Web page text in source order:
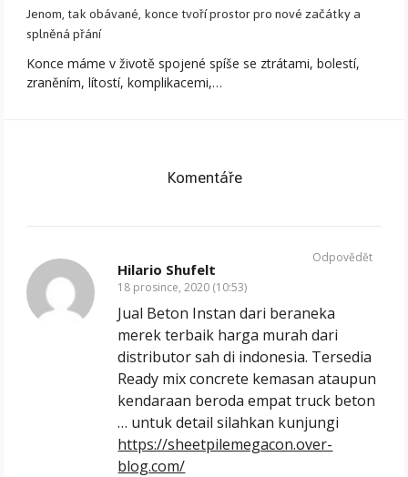
Jenom, tak obávané, konce tvoří prostor pro nové začátky a
splněná přání
Konce máme v životě spojené spíše se ztrátami, bolestí,
zraněním, lítostí, komplikacemi,…
Komentáře
Hilario Shufelt
18 prosince, 2020 (10:53)
Jual Beton Instan dari beraneka
merek terbaik harga murah dari
distributor sah di indonesia. Tersedia
Ready mix concrete kemasan ataupun
kendaraan beroda empat truck beton
… untuk detail silahkan kunjungi
https://sheetpilemegacon.over-
blog.com/
Odpovědět